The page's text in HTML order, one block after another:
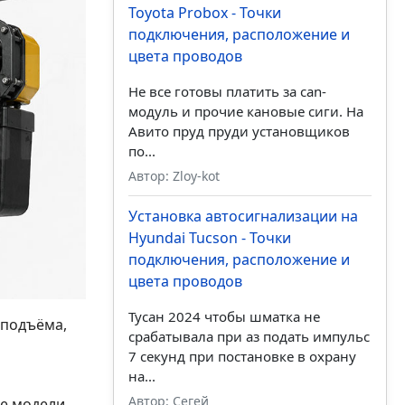
Toyota Probox - Точки
подключения, расположение и
цвета проводов
Не все готовы платить за can-
модуль и прочие кановые сиги. На
Авито пруд пруди установщиков
по...
Автор: Zloy-kot
Установка автосигнализации на
Hyundai Tucson - Точки
подключения, расположение и
цвета проводов
Тусан 2024 чтобы шматка не
срабатывала при аз подать импульс
7 секунд при постановке в охрану
на...
Автор: Сегей